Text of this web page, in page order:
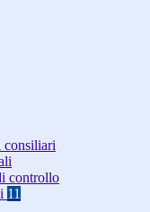
consiliari
controllo
11